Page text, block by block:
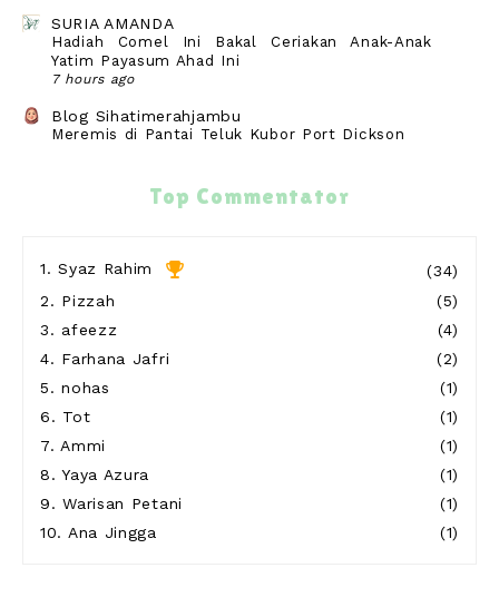
SURIA AMANDA
Hadiah Comel Ini Bakal Ceriakan Anak-Anak
Yatim Payasum Ahad Ini
7 hours ago
Blog Sihatimerahjambu
Meremis di Pantai Teluk Kubor Port Dickson
Warisan Petani
Buah Duku JohorTop Commentator
1.Syaz Rahim
(34)
2. Pizzah
(5)
3. afeezz
(4)
4. Farhana Jafri
(2)
5.nohas
(1)
6. Tot
(1)
7. Ammi
(1)
8.Yaya Azura
(1)
9.Warisan Petani
(1)
10. Ana Jingga (1)